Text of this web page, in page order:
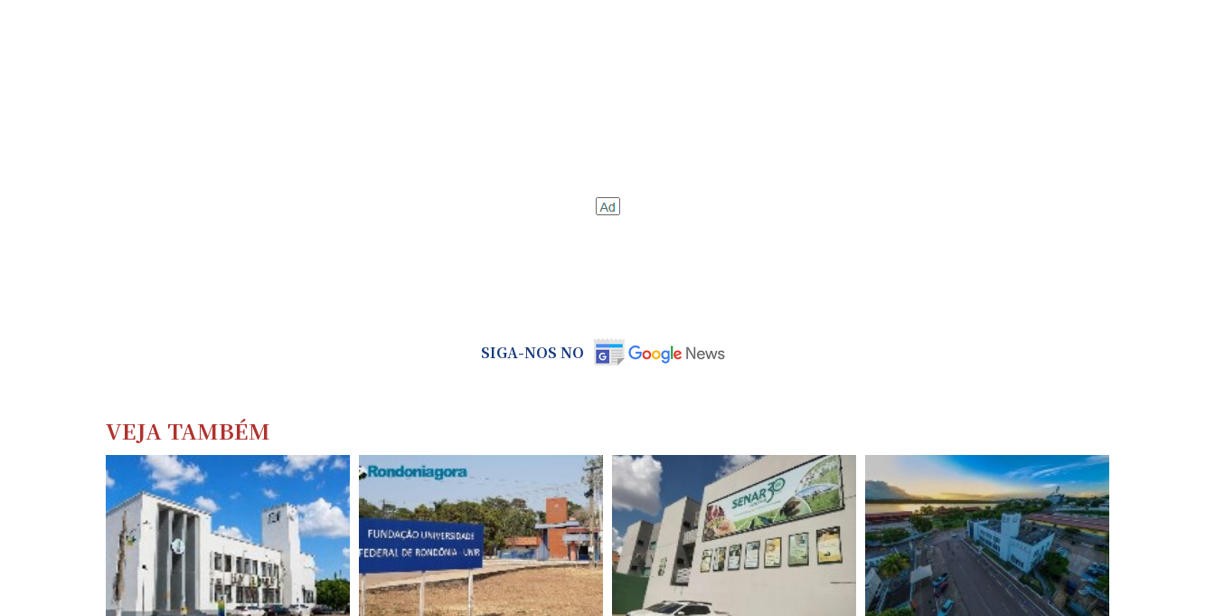
SIGA-NOS NO
VEJA TAMBÉM